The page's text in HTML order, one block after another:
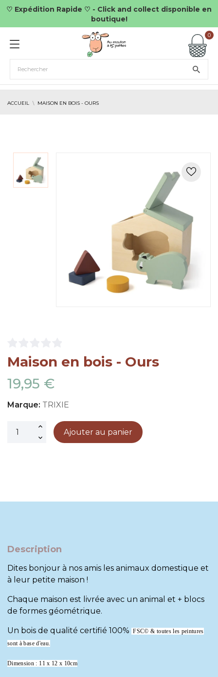
♡ Expédition Rapide ♡ - Click and collect disponible en
boutique!
0
ACCUEIL MAISON EN BOIS - OURS
Maison en bois - Ours
19,95 €
Marque: TRIXIE
Ajouter au panier
Description
Dites bonjour à nos amis les animaux domestique et
à leur petite maison !
Chaque maison est livrée avec un animal et + blocs
de formes géométrique.
Un bois de qualité certifié 100% FSC© & toutes les peintures
sont à base d'eau.
Dimension : 11 x 12 x 10cm